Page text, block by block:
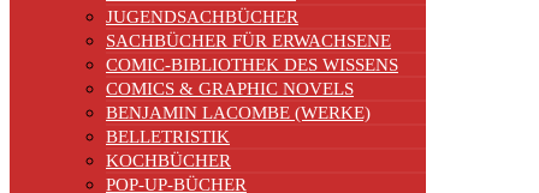
JUGENDSACHBÜCHER
SACHBÜCHER FÜR ERWACHSENE
COMIC-BIBLIOTHEK DES WISSENS
COMICS & GRAPHIC NOVELS
BENJAMIN LACOMBE (WERKE)
BELLETRISTIK
KOCHBÜCHER
POP-UP-BÜCHER